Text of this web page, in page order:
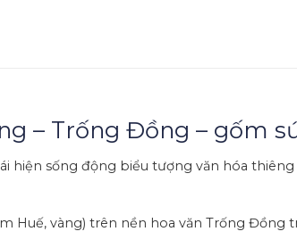
– Trống Đồng – gốm
hiện sống động biểu tượng văn hóa
Huế, vàng) trên nền hoa văn Trống